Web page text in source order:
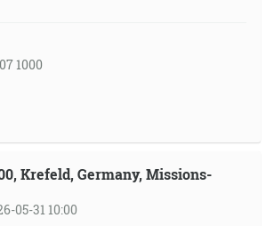
1000
Krefeld, Germany, Missions-
05-31 10:00